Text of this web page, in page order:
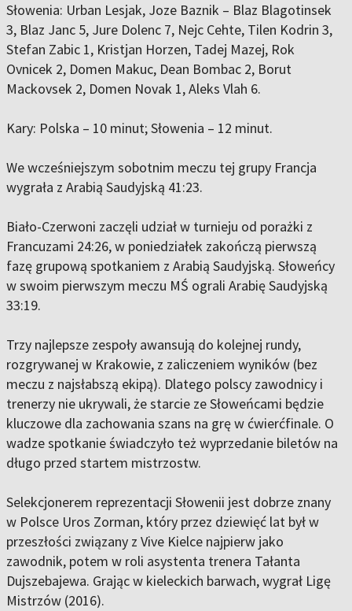
Słowenia: Urban Lesjak, Joze Baznik – Blaz Blagotinsek
3, Blaz Janc 5, Jure Dolenc 7, Nejc Cehte, Tilen Kodrin 3,
Stefan Zabic 1, Kristjan Horzen, Tadej Mazej, Rok
Ovnicek 2, Domen Makuc, Dean Bombac 2, Borut
Mackovsek 2, Domen Novak 1, Aleks Vlah 6.
Kary: Polska – 10 minut; Słowenia – 12 minut.
We wcześniejszym sobotnim meczu tej grupy Francja
wygrała z Arabią Saudyjską 41:23.
Biało-Czerwoni zaczęli udział w turnieju od porażki z
Francuzami 24:26, w poniedziałek zakończą pierwszą
fazę grupową spotkaniem z Arabią Saudyjską. Słoweńcy
w swoim pierwszym meczu MŚ ograli Arabię Saudyjską
33:19.
Trzy najlepsze zespoły awansują do kolejnej rundy,
rozgrywanej w Krakowie, z zaliczeniem wyników (bez
meczu z najsłabszą ekipą). Dlatego polscy zawodnicy i
trenerzy nie ukrywali, że starcie ze Słoweńcami będzie
kluczowe dla zachowania szans na grę w ćwierćfinale. O
wadze spotkanie świadczyło też wyprzedanie biletów na
długo przed startem mistrzostw.
Selekcjonerem reprezentacji Słowenii jest dobrze znany
w Polsce Uros Zorman, który przez dziewięć lat był w
przeszłości związany z Vive Kielce najpierw jako
zawodnik, potem w roli asystenta trenera Tałanta
Dujszebajewa. Grając w kieleckich barwach, wygrał Ligę
Mistrzów (2016).